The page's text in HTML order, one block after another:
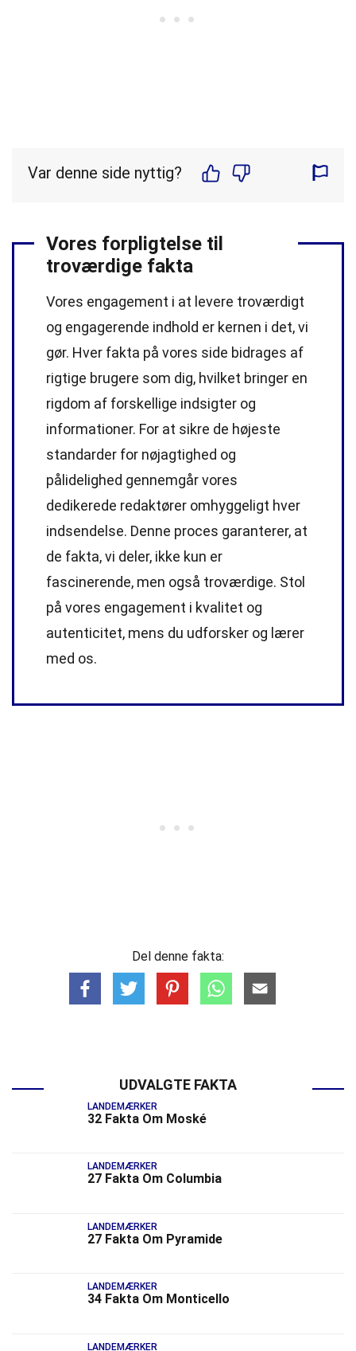
Var denne side nyttig?
Vores forpligtelse til
troværdige fakta
Vores engagement i at levere troværdigt
og engagerende indhold er kernen i det, vi
gør. Hver fakta på vores side bidrages af
rigtige brugere som dig, hvilket bringer en
rigdom af forskellige indsigter og
informationer. For at sikre de højeste
standarder for nøjagtighed og
pålidelighed gennemgår vores
dedikerede redaktører omhyggeligt hver
indsendelse. Denne proces garanterer, at
de fakta, vi deler, ikke kun er
fascinerende, men også troværdige. Stol
på vores engagement i kvalitet og
autenticitet, mens du udforsker og lærer
med os.
Del denne fakta:
UDVALGTE FAKTA
LANDEMÆRKER
32 Fakta Om Moské
LANDEMÆRKER
27 Fakta Om Columbia
LANDEMÆRKER
27 Fakta Om Pyramide
LANDEMÆRKER
34 Fakta Om Monticello
LANDEMÆRKER